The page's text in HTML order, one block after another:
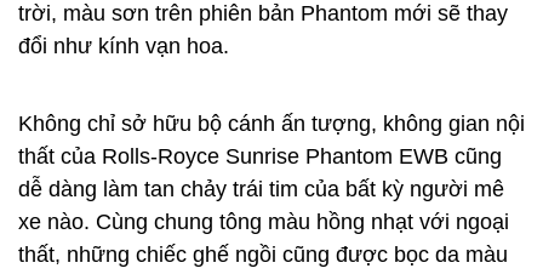
trời, màu sơn trên phiên bản Phantom mới sẽ thay
đổi như kính vạn hoa.
Không chỉ sở hữu bộ cánh ấn tượng, không gian nội
thất của Rolls-Royce Sunrise Phantom EWB cũng
dễ dàng làm tan chảy trái tim của bất kỳ người mê
xe nào. Cùng chung tông màu hồng nhạt với ngoại
thất, những chiếc ghế ngồi cũng được bọc da màu